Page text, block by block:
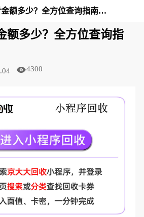
购物卡怎么看金额多少？全方位查询指南！-京大大回收
额多少？全方位查询指
4300